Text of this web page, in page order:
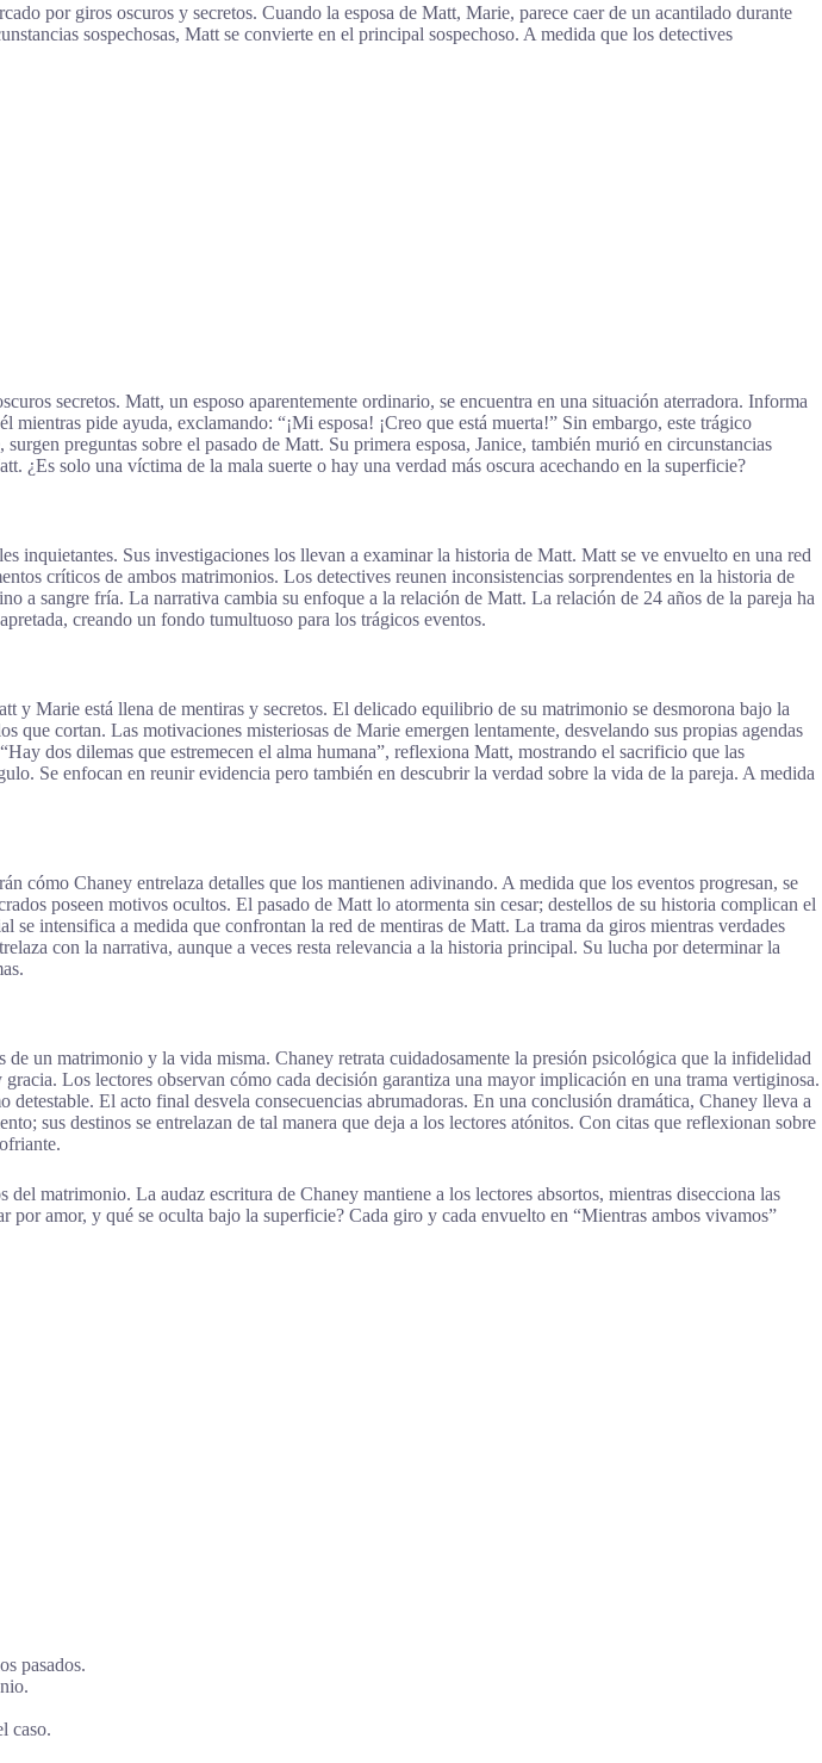
por giros oscuros y secretos. Cuando la esposa de Matt, Marie, parece caer de un acantilado durante
sospechosas, Matt se convierte en el principal sospechoso. A medida que los detectives
secretos. Matt, un esposo aparentemente ordinario, se encuentra en una situación aterradora. Informa
pide ayuda, exclamando: “¡Mi esposa! ¡Creo que está muerta!” Sin embargo, este trágico
preguntas sobre el pasado de Matt. Su primera esposa, Janice, también murió en circunstancias
¿Es solo una víctima de la mala suerte o hay una verdad más oscura acechando en la superficie?
inquietantes. Sus investigaciones los llevan a examinar la historia de Matt. Matt se ve envuelto en una red
críticos de ambos matrimonios. Los detectives reunen inconsistencias sorprendentes en la historia de
a sangre fría. La narrativa cambia su enfoque a la relación de Matt. La relación de 24 años de la pareja ha
creando un fondo tumultuoso para los trágicos eventos.
y Marie está llena de mentiras y secretos. El delicado equilibrio de su matrimonio se desmorona bajo la
cortan. Las motivaciones misteriosas de Marie emergen lentamente, desvelando sus propias agendas
dos dilemas que estremecen el alma humana”, reflexiona Matt, mostrando el sacrificio que las
Se enfocan en reunir evidencia pero también en descubrir la verdad sobre la vida de la pareja. A medida
cómo Chaney entrelaza detalles que los mantienen adivinando. A medida que los eventos progresan, se
poseen motivos ocultos. El pasado de Matt lo atormenta sin cesar; destellos de su historia complican el
intensifica a medida que confrontan la red de mentiras de Matt. La trama da giros mientras verdades
con la narrativa, aunque a veces resta relevancia a la historia principal. Su lucha por determinar la
un matrimonio y la vida misma. Chaney retrata cuidadosamente la presión psicológica que la infidelidad
Los lectores observan cómo cada decisión garantiza una mayor implicación en una trama vertiginosa.
El acto final desvela consecuencias abrumadoras. En una conclusión dramática, Chaney lleva a
sus destinos se entrelazan de tal manera que deja a los lectores atónitos. Con citas que reflexionan sobre
matrimonio. La audaz escritura de Chaney mantiene a los lectores absortos, mientras disecciona las
amor, y qué se oculta bajo la superficie? Cada giro y cada envuelto en “Mientras ambos vivamos”
pasados.
caso.